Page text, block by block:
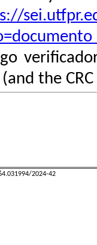
(and the
2024-42